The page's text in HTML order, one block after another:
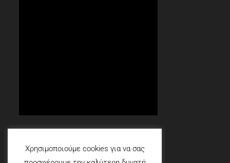
Χρησιμοποιούμε cookies για να σας